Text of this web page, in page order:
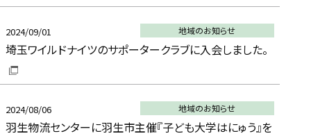
2024/09/01 地域のお知らせ
埼玉ワイルドナイツのサポータークラブに入会しました。
2024/08/06 地域のお知らせ
羽生物流センターに羽生市主催『子ども大学はにゅう』を